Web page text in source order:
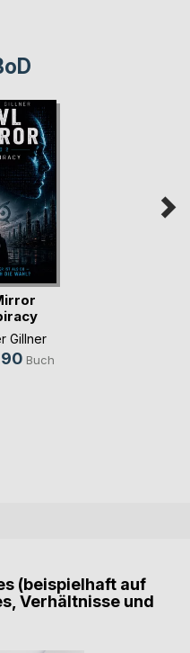
Gillner
Buch
(beispielhaft auf
Verhältnisse und